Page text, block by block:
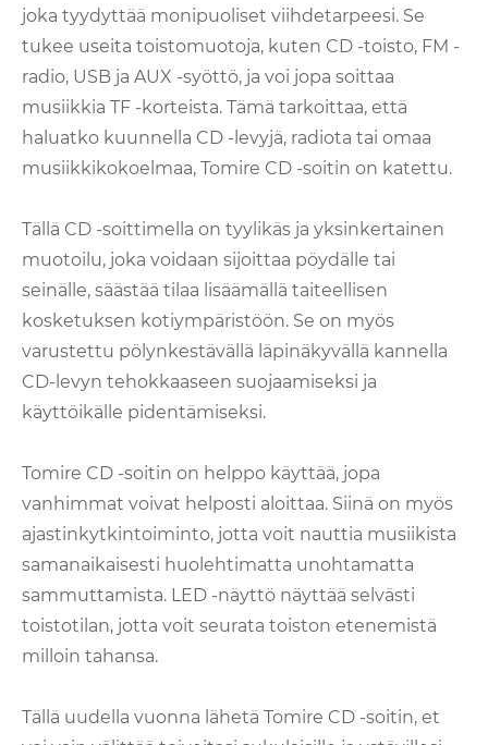
joka tyydyttää monipuoliset viihdetarpeesi. Se
tukee useita toistomuotoja, kuten CD -toisto, FM -
radio, USB ja AUX -syöttö, ja voi jopa soittaa
musiikkia TF -korteista. Tämä tarkoittaa, että
haluatko kuunnella CD -levyjä, radiota tai omaa
musiikkikokoelmaa, Tomire CD -soitin on katettu.
Tällä CD -soittimella on tyylikäs ja yksinkertainen
muotoilu, joka voidaan sijoittaa pöydälle tai
seinälle, säästää tilaa lisäämällä taiteellisen
kosketuksen kotiympäristöön. Se on myös
varustettu pölynkestävällä läpinäkyvällä kannella
CD-levyn tehokkaaseen suojaamiseksi ja
käyttöikälle pidentämiseksi.
Tomire CD -soitin on helppo käyttää, jopa
vanhimmat voivat helposti aloittaa. Siinä on myös
ajastinkytkintoiminto, jotta voit nauttia musiikista
samanaikaisesti huolehtimatta unohtamatta
sammuttamista. LED -näyttö näyttää selvästi
toistotilan, jotta voit seurata toiston etenemistä
milloin tahansa.
Tällä uudella vuonna lähetä Tomire CD -soitin, et